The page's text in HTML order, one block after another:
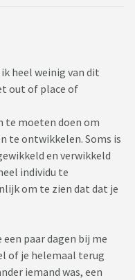
heel weinig van dit
out of place of
te moeten doen om
te ontwikkelen. Soms is
en verwikkeld
individu te
om te zien dat dat je
paar dagen bij me
of je helemaal terug
iemand was, een